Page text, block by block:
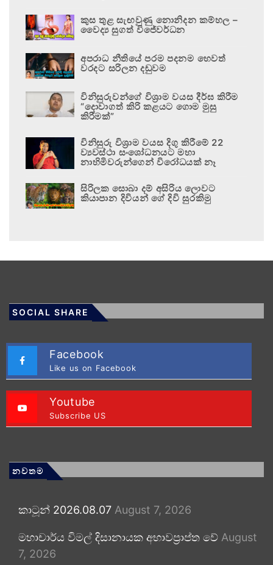
කුස තුළ සැඟවුණු නොනිදන කම්හල –
වෛද්‍ය සුගත් විජේවර්ධන
අපරාධ නීතියේ පරම පදනම හෙවත්
වරදට සරිලන දඬුවම
විනිසුරුවන්ගේ විශ්‍රාම වයස දීර්ඝ කිරීම
“දොවාගත් කිරි කළයට ගොම මුසු
කිරීමක්”
විනිසුරු විශ්‍රාම වයස දිගු කිරීමේ 22
ව්‍යවස්ථා සංශෝධනයට මහා
නාහිමිවරුන්ගෙන් විරෝධයක් නෑ
සිරිලක සොබා දම් අසිරිය ලොවට
කියාපාන දිවියන් ගේ දිවි සුරකිමු
SOCIAL SHARE
Facebook
Like us on Facebook
Youtube
Subscribe US
නවතම
කාටූන් 2026.08.07 August 7, 2026
මහාචාර්ය විමල් දිසානායක අභාවප්‍රාප්ත වේ August
7, 2026